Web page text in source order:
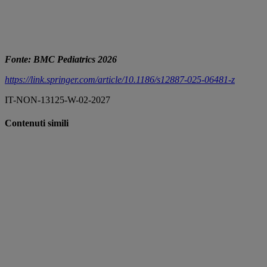
Fonte: BMC Pediatrics 2026
https://link.springer.com/article/10.1186/s12887-025-06481-z
IT-NON-13125-W-02-2027
Contenuti simili